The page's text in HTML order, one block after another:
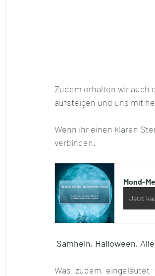
Zudem erhalten wir auch
aufsteigen und uns mit
Wenn ihr einen klaren
verbinden.
Mond-
Jetzt
Samhein, Halloween,
Was zudem